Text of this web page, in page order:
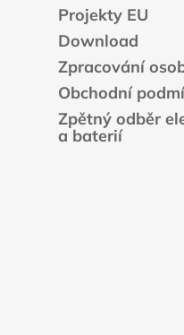
Projekty EU
Download
Zpracování
Obchodní
Zpětný odběr
a baterií